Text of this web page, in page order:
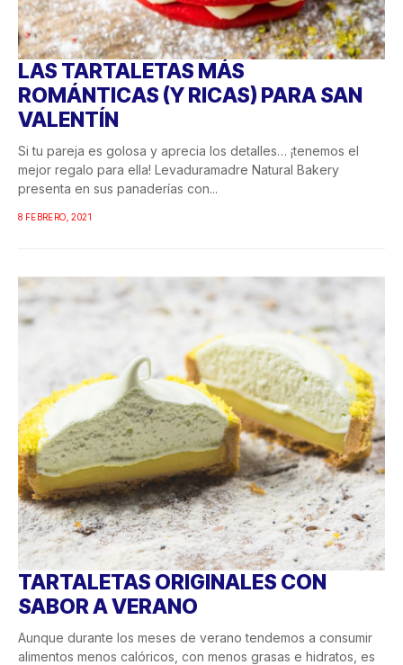
LAS TARTALETAS MÁS
ROMÁNTICAS (Y RICAS) PARA SAN
VALENTÍN
Si tu pareja es golosa y aprecia los detalles… ¡tenemos el
mejor regalo para ella! Levaduramadre Natural Bakery
presenta en sus panaderías con...
8 FEBRERO, 2021
TARTALETAS ORIGINALES CON
SABOR A VERANO
Aunque durante los meses de verano tendemos a consumir
alimentos menos calóricos, con menos grasas e hidratos, es